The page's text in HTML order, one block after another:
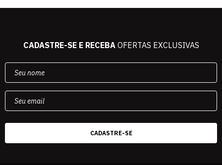
CADASTRE-SE E RECEBAOFERTAS EXCLUSIVAS